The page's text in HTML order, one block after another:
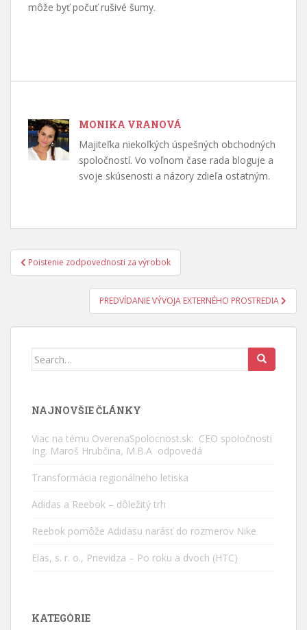
môže byť počuť rušivé šumy.
MONIKA VRANOVÁ
Majiteľka niekoľkých úspešných obchodných
spoločností. Vo voľnom čase rada bloguje a
svoje skúsenosti a názory zdieľa ostatným.
Navigácia
v
Poistenie zodpovednosti za výrobok
PREDVÍDANIE VÝVOJA EXTERNÉHO PROSTREDIA
Search
NAJNOVŠIE ČLÁNKY
Viac na tému OverenaSpolocnost.sk: CEO spoločnosti
Ing. Maroš Hrubčina, M.B.A odpovedá
Transformácia regionálneho letiska
Adidas a Reebok – dôležitý trh
Reebok pomôže Adidasu narásť do rozmerov Nike
Elas, s. r. o., Prievidza – Po roku a dvoch (HTC)
KATEGÓRIE